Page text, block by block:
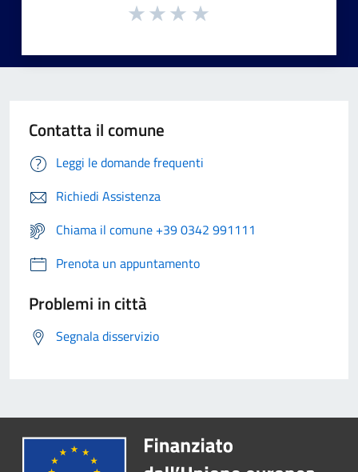
Contatta il comune
Leggi le domande frequenti
Richiedi Assistenza
Chiama il comune +39 0342 991111
Prenota un appuntamento
Problemi in città
Segnala disservizio